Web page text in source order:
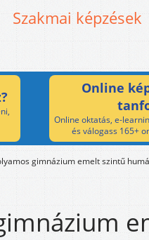
Szakmai képzések
Online
Online oktatás, e-
és válogass 165+
gimnázium emelt szintű